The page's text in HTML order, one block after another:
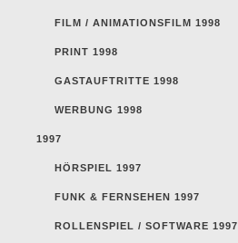
FILM / ANIMATIONSFILM 1998
PRINT 1998
GASTAUFTRITTE 1998
WERBUNG 1998
1997
HÖRSPIEL 1997
FUNK & FERNSEHEN 1997
ROLLENSPIEL / SOFTWARE 1997